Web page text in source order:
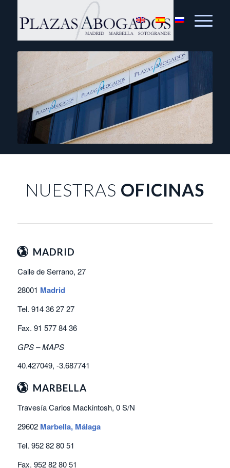
NUESTRAS OFICINAS
MADRID
Calle de Serrano, 27
28001 Madrid
Tel. 914 36 27 27
Fax. 91 577 84 36
GPS – MAPS
40.427049, -3.687741
MARBELLA
Travesía Carlos Mackintosh, 0 S/N
29602 Marbella, Málaga
Tel. 952 82 80 51
Fax. 952 82 80 51